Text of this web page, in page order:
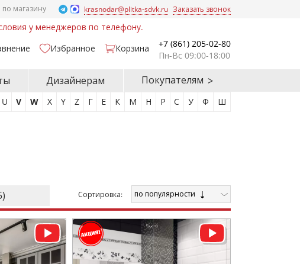
по магазину krasnodar@plitka-sdvk.ru Заказать звонок
у менеджеров по телефону.
Избранное Корзина
+7 (861) 205-02-80
Пн-Вс 09:00-18:00
Дизайнерам Покупателям
U V W X Y Z Г Е К М Н Р С У Ф Ш
) Cортировка: по популярности